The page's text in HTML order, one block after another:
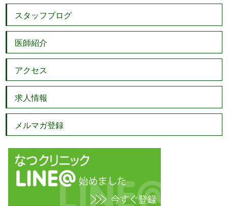
スタッフブログ
医師紹介
アクセス
求人情報
メルマガ登録